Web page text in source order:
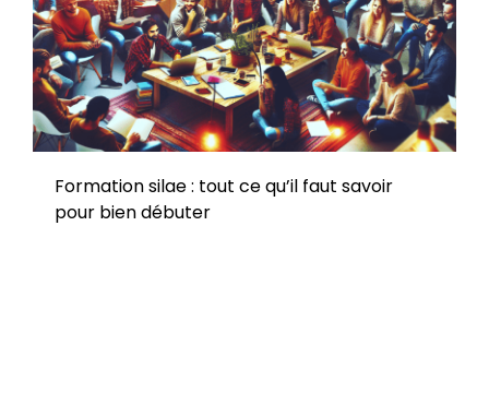
Formation silae : tout ce qu’il faut savoir
pour bien débuter